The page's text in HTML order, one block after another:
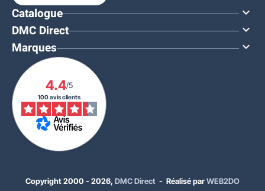
À PARTIR DE
469,20 €TTC
Catalogue 
DMC Direct 
Marques 
4.4/5
100 avis clients
Copyright 2000 - 2026, DMC Direct - Réalisé parWEB2DO